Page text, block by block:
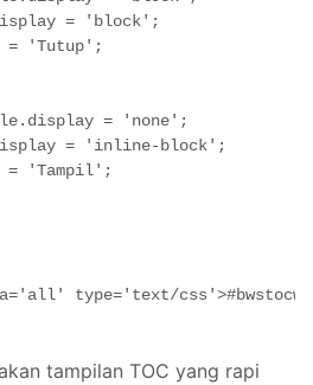
= 'block';
= 'Tutup';
= 'none';
= 'inline-block';
= 'Tampil';
type='text/
tampilan TOC yang rapi